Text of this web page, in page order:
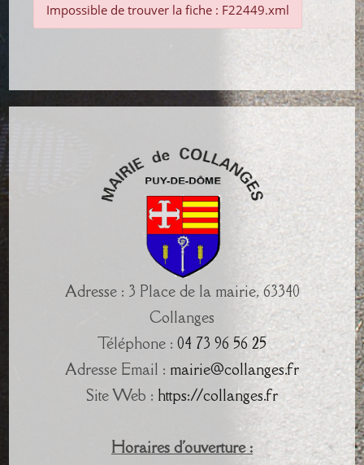
Impossible de trouver la fiche : F22449.xml
Adresse : 3 Place de la mairie, 63340
Collanges
Téléphone : 04 73 96 56 25
Adresse Email : mairie@collanges.fr
Site Web : https://collanges.fr
Horaires d'ouverture :